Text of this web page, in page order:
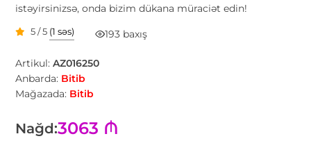
istəyirsinizsə, onda bizim dükana müraciət edin!
5 / 5 (1 səs) 193 baxış
Artikul:AZ016250
Anbarda: Bitib
Mağazada: Bitib
Nağd:3063 ₼